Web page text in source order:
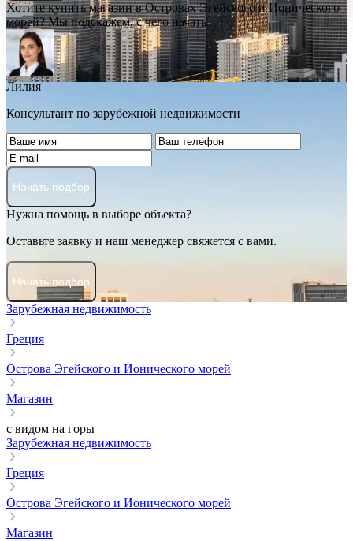
Хотите купить магазин в Островах Эгейского и Ионического
морей? Мы подскажем, с чего начать
Лилия
Консультант по зарубежной недвижимости
Начать подбор
Нужна помощь в выборе объекта?
Оставьте заявку и наш менеджер свяжется с вами.
Начать подбор
Зарубежная недвижимость
Греция
Острова Эгейского и Ионического морей
Магазин
с видом на горы
Зарубежная недвижимость
Греция
Острова Эгейского и Ионического морей
Магазин